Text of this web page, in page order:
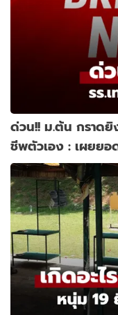
ด่วน!! ม.ต้น กราด
ชีพตัวเอง : เผยยอ